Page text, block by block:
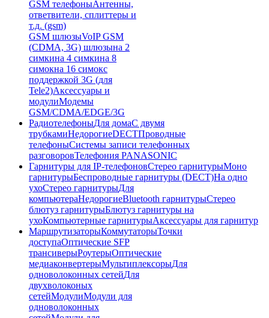
GSM телефоныАнтенны,
ответвители, сплиттеры и
т.д. (gsm)
GSM шлюзыVoIP GSM
(CDMA, 3G) шлюзына 2
симкина 4 симкина 8
симокна 16 симокс
поддержкой 3G (для
Tele2)Аксессуары и
модулиМодемы
GSM/CDMA/EDGE/3G
РадиотелефоныДля домаС двумя
трубкамиНедорогиеDECTПроводные
телефоныСистемы записи телефонных
разговоровТелефония PANASONIC
Гарнитуры для IP-телефоновСтерео гарнитурыМоно
гарнитурыБеспроводные гарнитуры (DECT)На одно
ухоСтерео гарнитурыДля
компьютераНедорогиеBluetooth гарнитурыСтерео
блютуз гарнитурыБлютуз гарнитуры на
ухоКомпьютерные гарнитурыАксессуары для гарнитур
МаршрутизаторыКоммутаторыТочки
доступаОптические SFP
трансиверыРоутерыОптические
медиаконвертерыМультиплексорыДля
одноволоконных сетейДля
двухволоконых
сетейМодулиМодули для
одноволоконных